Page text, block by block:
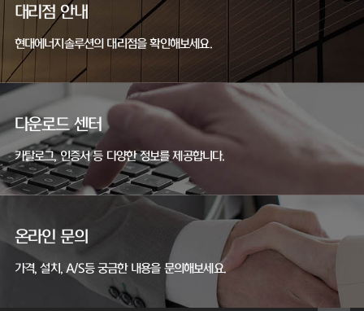
대리점 안내
현대에너지솔루션의 대리점을 확인해보세요.
다운로드 센터
카탈로그, 인증서 등 다양한 정보를 제공합니다.
온라인 문의
가격, 설치, A/S등 궁금한 내용을 문의해보세요.